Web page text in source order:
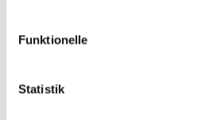
Funktionelle
Statistik